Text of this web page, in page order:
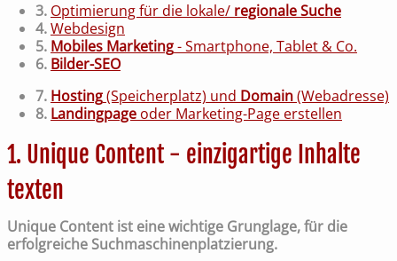
3. Optimierung für die lokale/ regionale Suche
4.Webdesign
5. Mobiles Marketing- Smartphone, Tablet & Co.
6. Bilder-SEO
7. Hosting(Speicherplatz) und Domain(Webadresse)
8. Landingpage oder Marketing-Page erstellen
1. Unique Content - einzigartige Inhalte
texten
Unique Content ist eine wichtige Grunglage, für die
erfolgreiche Suchmaschinenplatzierung.